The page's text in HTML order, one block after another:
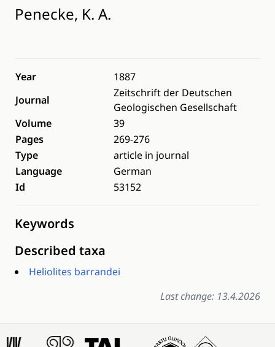
Penecke, K. A.
Year
1887
Journal
Zeitschrift der Deutschen
Geologischen Gesellschaft
Volume
39
Pages
269-276
Type
article in journal
Language
German
Id
53152
Keywords
Described taxa
Heliolites barrandei
Last change: 13.4.2026